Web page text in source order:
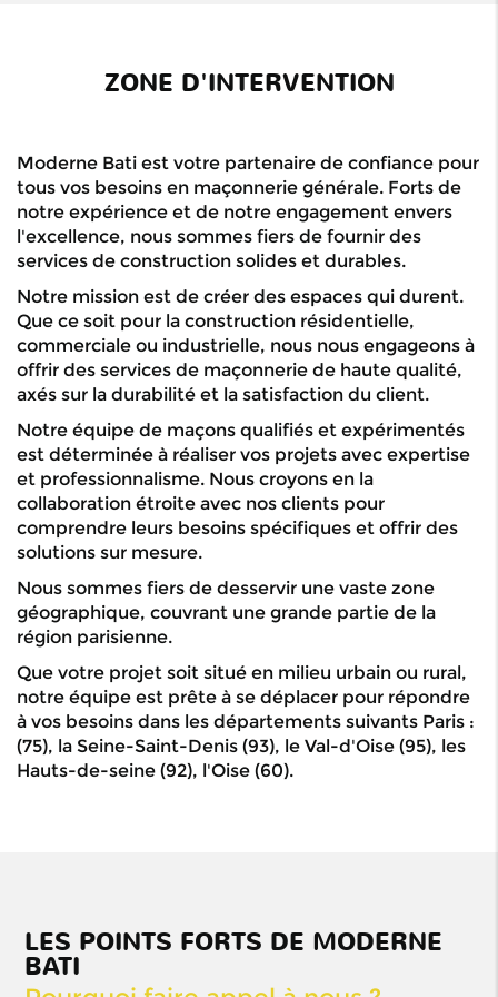
ZONE D'INTERVENTION
Moderne Bati est votre partenaire de confiance pour
tous vos besoins en maçonnerie générale. Forts de
notre expérience et de notre engagement envers
l'excellence, nous sommes fiers de fournir des
services de construction solides et durables.
Notre mission est de créer des espaces qui durent.
Que ce soit pour la construction résidentielle,
commerciale ou industrielle, nous nous engageons à
offrir des services de maçonnerie de haute qualité,
axés sur la durabilité et la satisfaction du client.
Notre équipe de maçons qualifiés et expérimentés
est déterminée à réaliser vos projets avec expertise
et professionnalisme. Nous croyons en la
collaboration étroite avec nos clients pour
comprendre leurs besoins spécifiques et offrir des
solutions sur mesure.
Nous sommes fiers de desservir une vaste zone
géographique, couvrant une grande partie de la
région parisienne.
Que votre projet soit situé en milieu urbain ou rural,
notre équipe est prête à se déplacer pour répondre
à vos besoins dans les départements suivants Paris :
(75), la Seine-Saint-Denis (93), le Val-d'Oise (95), les
Hauts-de-seine (92), l'Oise (60).
LES POINTS FORTS DE MODERNE
BATI
la
maçonnerie